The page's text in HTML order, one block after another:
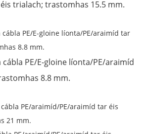
trialach; trastomhas 15.5 mm.
cábla PE/E-gloine líonta/PE/araimíd
8.8 mm.